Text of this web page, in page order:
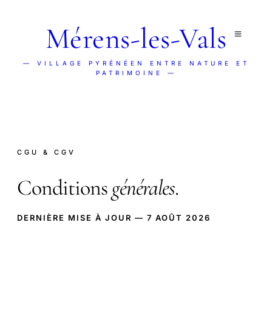
Mérens-les-Vals
— VILLAGE PYRÉNÉEN ENTRE NATURE ET
PATRIMOINE —
CGU & CGV
Conditionsgénérales.
DERNIÈRE MISE À JOUR — 7 AOÛT 2026